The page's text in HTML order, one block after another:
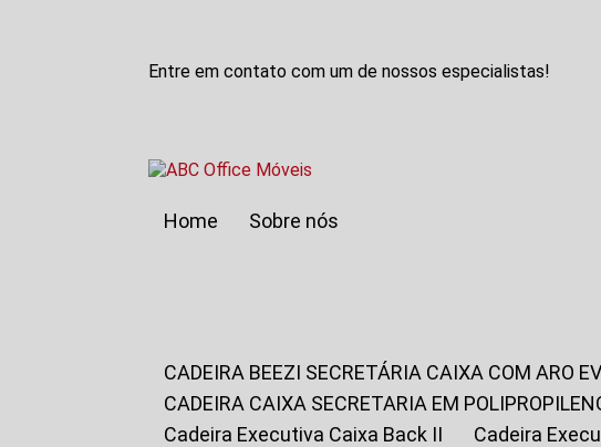
Entre em contato com um de nossos especialistas!
Home
Sobre nós
CADEIRA BEEZI SECRETÁRIA CAIXA COM ARO
CADEIRA CAIXA SECRETARIA EM
Cadeira Executiva Caixa Back II
Cadeira